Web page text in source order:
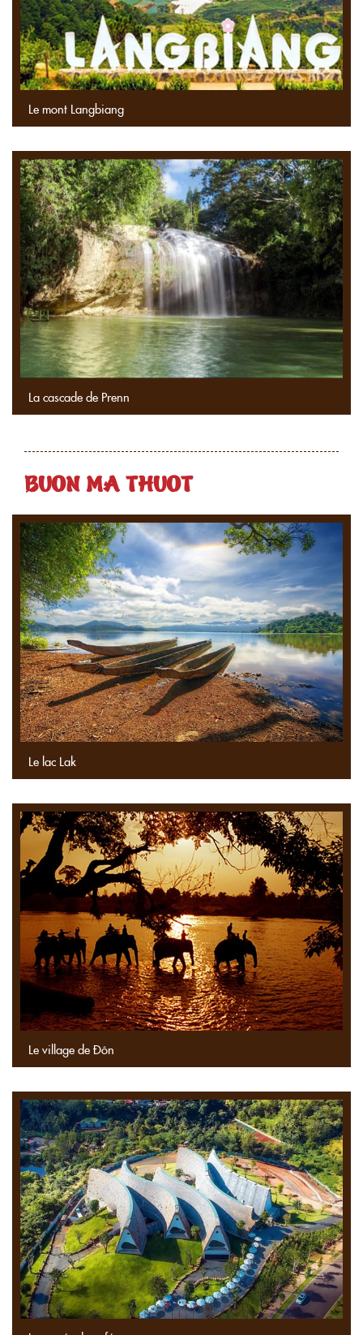
Le mont Langbiang
La cascade de Prenn
BUON MA THUOT
Le lac Lak
Le village de Đôn